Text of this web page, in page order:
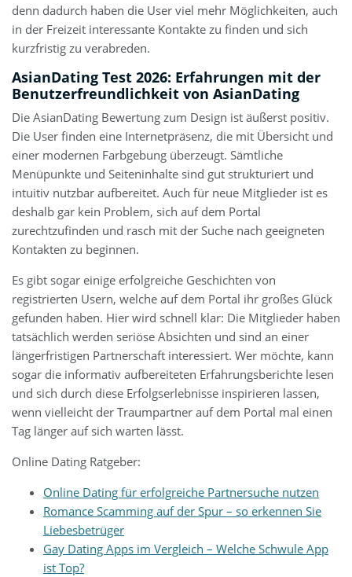
denn dadurch haben die User viel mehr Möglichkeiten, auch
in der Freizeit interessante Kontakte zu finden und sich
kurzfristig zu verabreden.
AsianDating Test 2026: Erfahrungen mit der
Benutzerfreundlichkeit von AsianDating
Die AsianDating Bewertung zum Design ist äußerst positiv.
Die User finden eine Internetpräsenz, die mit Übersicht und
einer modernen Farbgebung überzeugt. Sämtliche
Menüpunkte und Seiteninhalte sind gut strukturiert und
intuitiv nutzbar aufbereitet. Auch für neue Mitglieder ist es
deshalb gar kein Problem, sich auf dem Portal
zurechtzufinden und rasch mit der Suche nach geeigneten
Kontakten zu beginnen.
Es gibt sogar einige erfolgreiche Geschichten von
registrierten Usern, welche auf dem Portal ihr großes Glück
gefunden haben. Hier wird schnell klar: Die Mitglieder haben
tatsächlich werden seriöse Absichten und sind an einer
längerfristigen Partnerschaft interessiert. Wer möchte, kann
sogar die informativ aufbereiteten Erfahrungsberichte lesen
und sich durch diese Erfolgserlebnisse inspirieren lassen,
wenn vielleicht der Traumpartner auf dem Portal mal einen
Tag länger auf sich warten lässt.
Online Dating Ratgeber:
Online Dating für erfolgreiche Partnersuche nutzen
Romance Scamming auf der Spur – so erkennen Sie
Liebesbetrüger
Gay Dating Apps im Vergleich – Welche Schwule App
ist Top?